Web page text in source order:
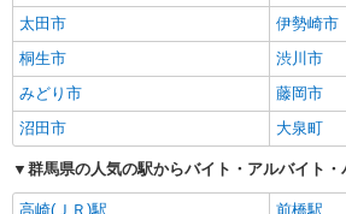
太田市
伊勢崎市
桐生市
渋川市
みどり市
藤岡市
沼田市
大泉町
群馬県の人気の駅からバイト・アルバイト・
高崎(ＪＲ)駅
前橋駅